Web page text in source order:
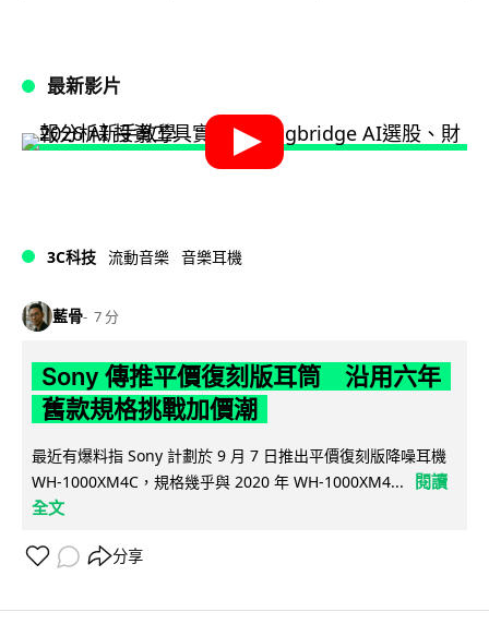
最新影片
3C科技 流動音樂 音樂耳機
藍骨 7 分
Sony 傳推平價復刻版耳筒 沿用六年
舊款規格挑戰加價潮
最近有爆料指 Sony 計劃於 9 月 7 日推出平價復刻版降噪耳機
WH-1000XM4C，規格幾乎與 2020 年 WH-1000XM4...
閱讀
全文
分享